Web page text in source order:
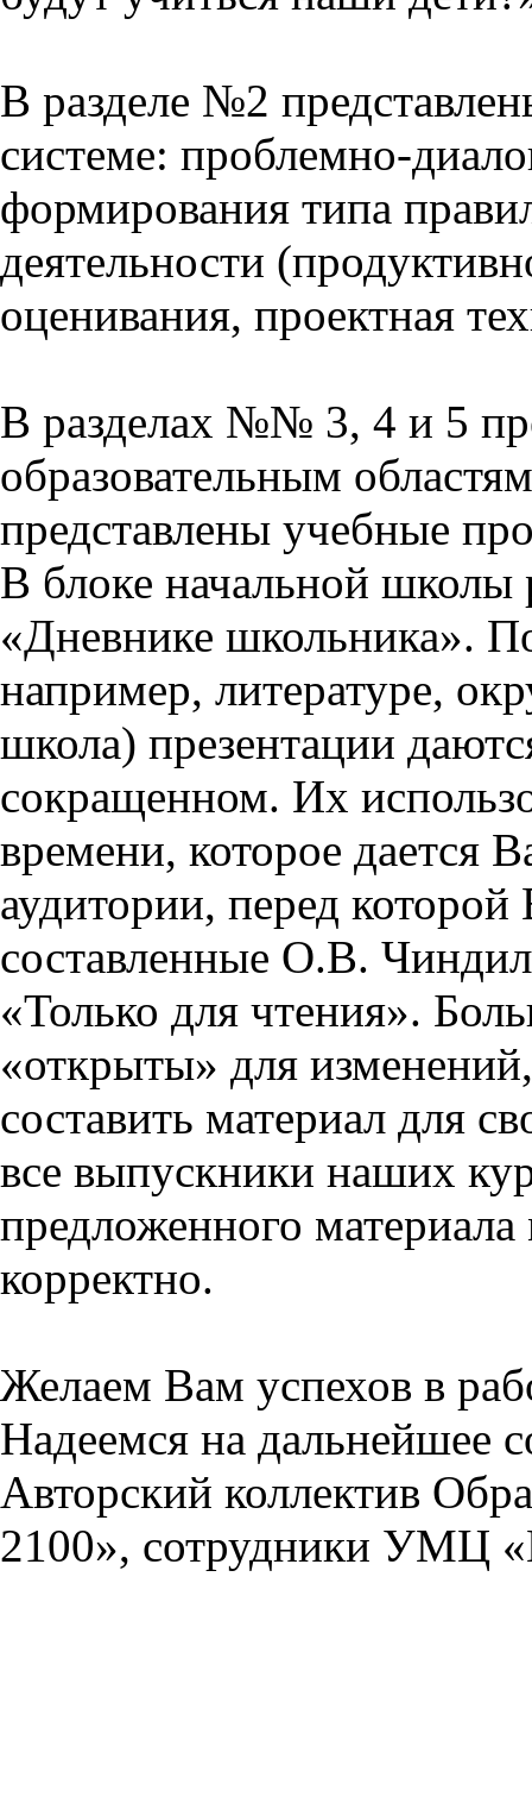
В разделе №2
системе: проблемно-
формирования типа
деятельности
оценивания, проектная
В разделах №№ 3, 4 и 5
образовательным
представлены учебные
В блоке начальной школы
«Дневнике школьника».
например, литературе,
школа) презентации
сокращенном. Их
времени, которое дается
аудитории, перед
составленные О.В.
«Только для чтения».
«открыты» для
составить материал для
все выпускники наших
предложенного
корректно.
Желаем Вам успехов в
Надеемся на дальнейшее
Авторский коллектив
2100», сотрудники УМЦ